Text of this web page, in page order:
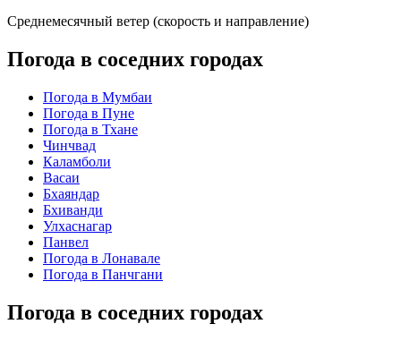
Среднемесячный ветер (скорость и направление)
Погода в соседних городах
Погода в Мумбаи
Погода в Пуне
Погода в Тхане
Чинчвад
Каламболи
Васаи
Бхаяндар
Бхиванди
Улхаснагар
Панвел
Погода в Лонавале
Погода в Панчгани
Погода в соседних городах